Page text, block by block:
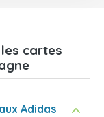
cartes
Adidas